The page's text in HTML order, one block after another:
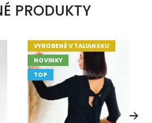
PRODUKTY
VYROBENÉ V TALIANSKU
NOVINKY
TOP